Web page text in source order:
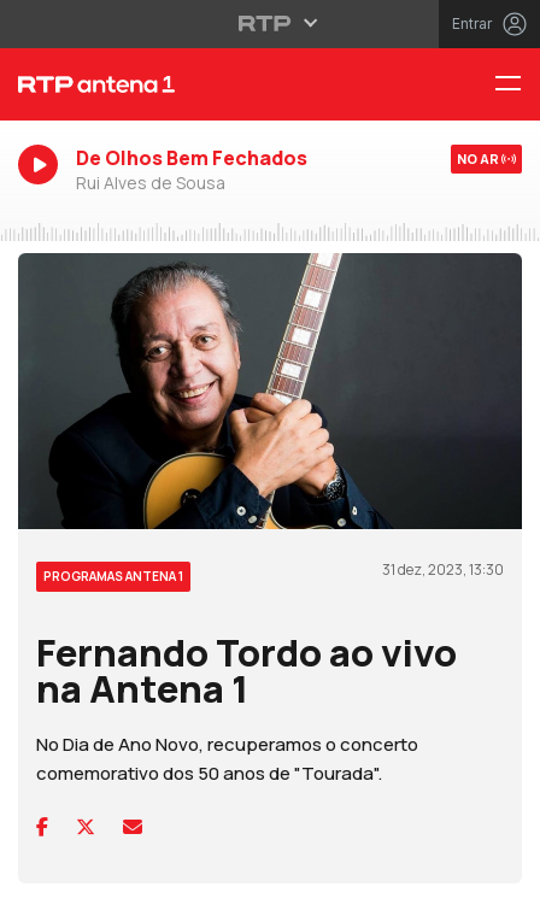
Entrar
De Olhos Bem Fechados
Rui Alves de Sousa
NO AR
PROGRAMAS ANTENA 1 31 dez, 2023, 13:30
Fernando Tordo ao vivo
na Antena 1
No Dia de Ano Novo, recuperamos o concerto
comemorativo dos 50 anos de "Tourada".